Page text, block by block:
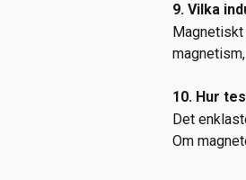
9. Vilka
10. Hur
Det
Om